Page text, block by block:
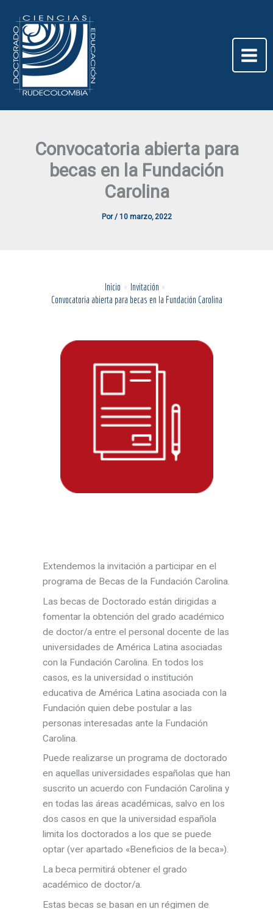
contenido
Convocatoria abierta para
becas en la Fundación
Carolina
Por/ 10 marzo, 2022
Inicio
Invitación
Convocatoria abierta para becas en la Fundación Carolina
Extendemos la invitación a participar en el
programa de Becas de la Fundación Carolina.
Las becas de Doctorado están dirigidas a
fomentar la obtención del grado académico
de doctor/a entre el personal docente de las
universidades de América Latina asociadas
con la Fundación Carolina. En todos los
casos, es la universidad o institución
educativa de América Latina asociada con la
Fundación quien debe postular a las
personas interesadas ante la Fundación
Carolina.
Puede realizarse un programa de doctorado
en aquellas universidades españolas que han
suscrito un acuerdo con Fundación Carolina y
en todas las áreas académicas, salvo en los
dos casos en que la universidad española
limita los doctorados a los que se puede
optar (ver apartado «Beneficios de la beca»).
La beca permitirá obtener el grado
académico de doctor/a.
Estas becas se basan en un régimen de